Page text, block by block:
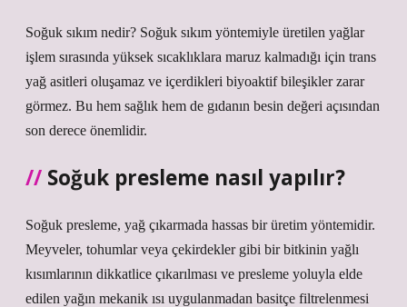
Soğuk sıkım nedir? Soğuk sıkım yöntemiyle üretilen yağlar
işlem sırasında yüksek sıcaklıklara maruz kalmadığı için trans
yağ asitleri oluşamaz ve içerdikleri biyoaktif bileşikler zarar
görmez. Bu hem sağlık hem de gıdanın besin değeri açısından
son derece önemlidir.
Soğuk presleme nasıl yapılır?
Soğuk presleme, yağ çıkarmada hassas bir üretim yöntemidir.
Meyveler, tohumlar veya çekirdekler gibi bir bitkinin yağlı
kısımlarının dikkatlice çıkarılması ve presleme yoluyla elde
edilen yağın mekanik ısı uygulanmadan basitçe filtrelenmesi